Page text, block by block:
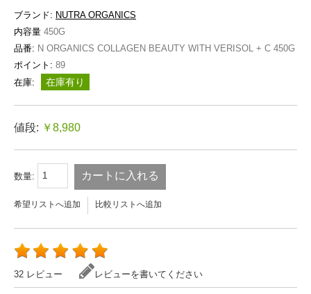
ブランド: NUTRA ORGANICS
内容量 450G
品番: N ORGANICS COLLAGEN BEAUTY WITH VERISOL + C 450G
ポイント: 89
在庫:
在庫有り
値段: ￥8,980
数量: カートに入れる
希望リストへ追加 比較リストへ追加
32 レビュー レビューを書いてください